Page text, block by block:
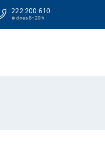
222 200 610
dnes 8–20 h